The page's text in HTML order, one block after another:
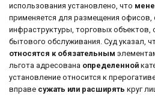
использования установлено, что
применяется для размещения офисов,
инфраструктуры, торговых объектов,
бытового обслуживания. Суд указал,
относятся к обязательным
льгота адресована определенной
установление относится к
вправе сужать или расширять круг